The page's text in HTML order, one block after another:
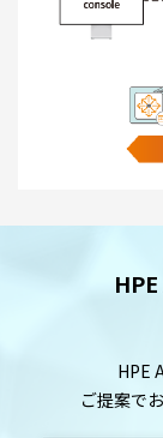
HPE
ご提案で